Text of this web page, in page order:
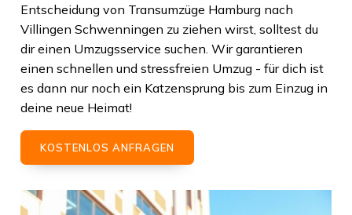
Entscheidung von Transumzüge Hamburgnach
Villingen Schwenningen zu ziehen wirst, solltest du
dir einen Umzugsservice suchen. Wir garantieren
einen schnellen und stressfreien Umzug - für dich ist
es dann nur noch ein Katzensprung bis zum Einzug in
deine neue Heimat!
KOSTENLOS ANFRAGEN